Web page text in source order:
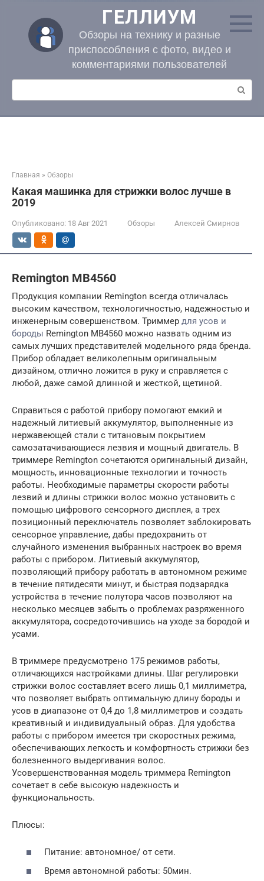
контенту
ГЕЛЛИУМ
Обзоры на технику и разные
приспособления с фото, видео и
комментариями пользователей
Поиск:
Главная » Обзоры
Какая машинка для стрижки волос лучше в
2019
Опубликовано: 18 Авг 2021 Обзоры Алексей Смирнов
Remington MB4560
Продукция компании Remington всегда отличалась
высоким качеством, технологичностью, надежностью и
инженерным совершенством. Триммер для усов и
бороды Remington MB4560 можно назвать одним из
самых лучших представителей модельного ряда бренда.
Прибор обладает великолепным оригинальным
дизайном, отлично ложится в руку и справляется с
любой, даже самой длинной и жесткой, щетиной.
Справиться с работой прибору помогают емкий и
надежный литиевый аккумулятор, выполненные из
нержавеющей стали с титановым покрытием
самозатачивающиеся лезвия и мощный двигатель. В
триммере Remington сочетаются оригинальный дизайн,
мощность, инновационные технологии и точность
работы. Необходимые параметры скорости работы
лезвий и длины стрижки волос можно установить с
помощью цифрового сенсорного дисплея, а трех
позиционный переключатель позволяет заблокировать
сенсорное управление, дабы предохранить от
случайного изменения выбранных настроек во время
работы с прибором. Литиевый аккумулятор,
позволяющий прибору работать в автономном режиме
в течение пятидесяти минут, и быстрая подзарядка
устройства в течение полутора часов позволяют на
несколько месяцев забыть о проблемах разряженного
аккумулятора, сосредоточившись на уходе за бородой и
усами.
В триммере предусмотрено 175 режимов работы,
отличающихся настройками длины. Шаг регулировки
стрижки волос составляет всего лишь 0,1 миллиметра,
что позволяет выбрать оптимальную длину бороды и
усов в диапазоне от 0,4 до 1,8 миллиметров и создать
креативный и индивидуальный образ. Для удобства
работы с прибором имеется три скоростных режима,
обеспечивающих легкость и комфортность стрижки без
болезненного выдергивания волос.
Усовершенствованная модель триммера Remington
сочетает в себе высокую надежность и
функциональность.
Плюсы:
Питание: автономное/ от сети.
Время автономной работы: 50мин.